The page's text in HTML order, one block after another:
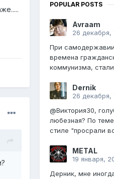
POPULAR POSTS
Avraam
26 декабря,
При
времена
коммунизма,
Dernik
26 декабря,
@Виктория30,
любезная? По
стиле "просрали
МЕТАL
19 января,
Дерник, мне